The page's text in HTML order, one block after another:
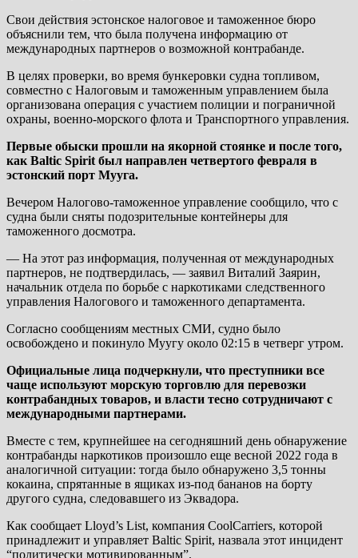
Свои действия эстонское налоговое и таможенное бюро
объяснили тем, что была получена информацию от
международных партнеров о возможной контрабанде.
В целях проверки, во время бункеровки судна топливом,
совместно с Налоговым и таможенным управлением была
организована операция с участием полиции и пограничной
охраны, военно-морского флота и Транспортного управления.
Первые обыски прошли на якорной стоянке и после того,
как Baltic Spirit был направлен четвертого февраля в
эстонский порт Мууга.
Вечером Налогово-таможенное управление сообщило, что с
судна были сняты подозрительные контейнеры для
таможенного досмотра.
— На этот раз информация, полученная от международных
партнеров, не подтвердилась, — заявил Виталий Заярин,
начальник отдела по борьбе с наркотиками следственного
управления Налогового и таможенного департамента.
Согласно сообщениям местных СМИ, судно было
освобождено и покинуло Муугу около 02:15 в четверг утром.
Официальные лица подчеркнули, что преступники все
чаще используют морскую торговлю для перевозки
контрабандных товаров, и власти тесно сотрудничают с
международными партнерами.
Вместе с тем, крупнейшее на сегодняшний день обнаружение
контрабанды наркотиков произошло еще весной 2022 года в
аналогичной ситуации: тогда было обнаружено 3,5 тонны
кокаина, спрятанные в ящиках из-под бананов на борту
другого судна, следовавшего из Эквадора.
Как сообщает Lloyd’s List, компания CoolCarriers, которой
принадлежит и управляет Baltic Spirit, назвала этот инцидент
“политически мотивированным”.